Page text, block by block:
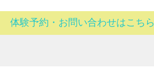
体験予約・お問い合わせはこちら